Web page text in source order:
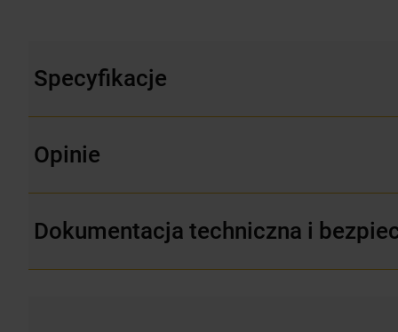
Specyfikacje
Opinie
Dokumentacja techniczna i